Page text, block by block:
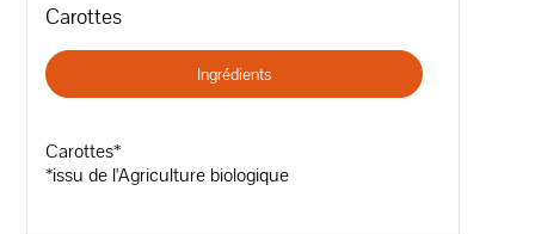
Carottes
Ingrédients
Carottes*
*issu de l'Agriculture biologique